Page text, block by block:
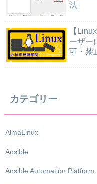
法
【
ーザー
可・禁
カテゴリー
AlmaLinux
Ansible
Ansible Automation Platform